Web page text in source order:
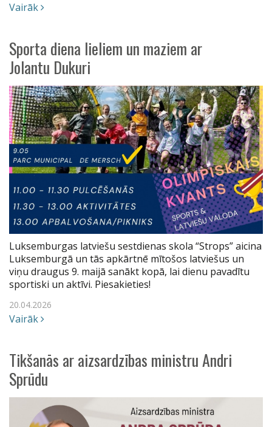
Vairāk
Sporta diena lieliem un maziem ar
Jolantu Dukuri
Luksemburgas latviešu sestdienas skola “Strops” aicina
Luksemburgā un tās apkārtnē mītošos latviešus un
viņu draugus 9. maijā sanākt kopā, lai dienu pavadītu
sportiski un aktīvi. Piesakieties!
20.04.2026
Vairāk
Tikšanās ar aizsardzības ministru Andri
Sprūdu